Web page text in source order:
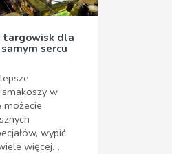
targowisk dla
sercu
w
możecie
wypić
więcej…